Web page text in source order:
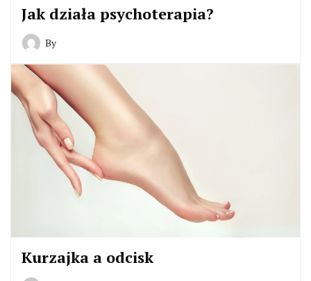
Jak działa psychoterapia?
By
Kurzajka a odcisk